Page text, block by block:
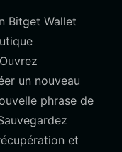
Bitget Wallet
Ouvrez
un nouveau
phrase de
et